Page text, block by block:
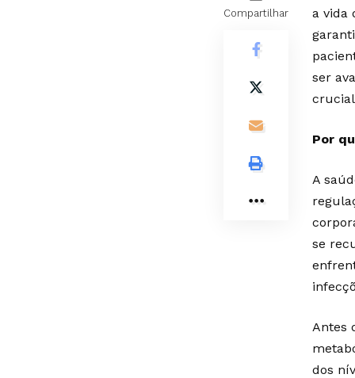
Compartilhar
a vida
ser
Por
A
se
Antes
dos